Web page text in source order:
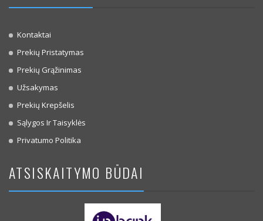
Kontaktai
Prekių Pristatymas
Prekių Grąžinimas
Užsakymas
Prekių Krepšelis
Sąlygos Ir Taisyklės
Privatumo Politika
ATSISKAITYMO BŪDAI